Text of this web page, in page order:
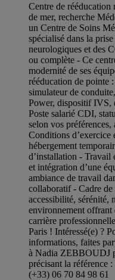
Centre de
de mer, recherche
un Centre de Soins
spécialisé dans la
neurologiques et des
ou complète - Ce
modernité de ses
rééducation de pointe
simulateur de
Power, dispositif IVS,
Poste salarié CDI,
selon vos
Conditions d’exercice
hébergement
d’installation - Travail
et intégration d’une
ambiance de travail
collaboratif - Cadre
accessibilité, sérénité,
environnement offrant
carrière
Paris ! Intéressé(e) ?
informations, faites
à Nadia ZEBBOUDJ
précisant la référence
(+33) 06 70 84 98 61